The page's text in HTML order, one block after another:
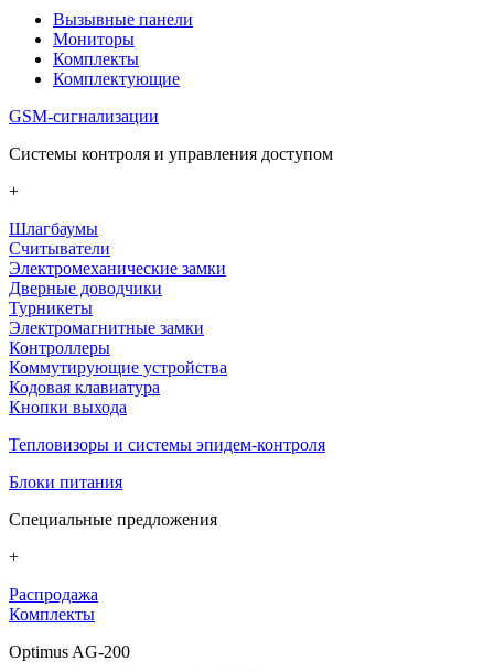
Вызывные панели
Мониторы
Комплекты
Комплектующие
GSM-сигнализации
Системы контроля и управления доступом
+
Шлагбаумы
Считыватели
Электромеханические замки
Дверные доводчики
Турникеты
Электромагнитные замки
Контроллеры
Коммутирующие устройства
Кодовая клавиатура
Кнопки выхода
Тепловизоры и системы эпидем-контроля
Блоки питания
Специальные предложения
+
Распродажа
Комплекты
Optimus AG-200